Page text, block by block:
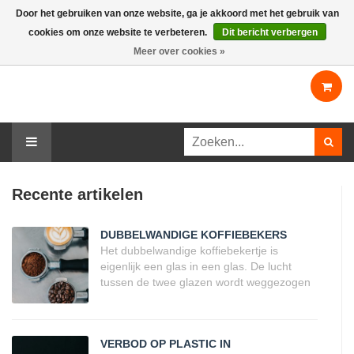
Mijn account Contact
Recente artikelen
DUBBELWANDIGE KOFFIEBEKERS
Het dubbelwandige koffiebekertje is
eigenlijk een glas in een glas. De lucht
tussen de twee glazen wordt weggezogen
warm of koud te houden, is het ontworpen
VERBOD OP PLASTIC IN
Door het gebruiken van onze website, ga je akkoord met het gebruik van
cookies om onze website te verbeteren.
Dit bericht verbergen
Meer over cookies »